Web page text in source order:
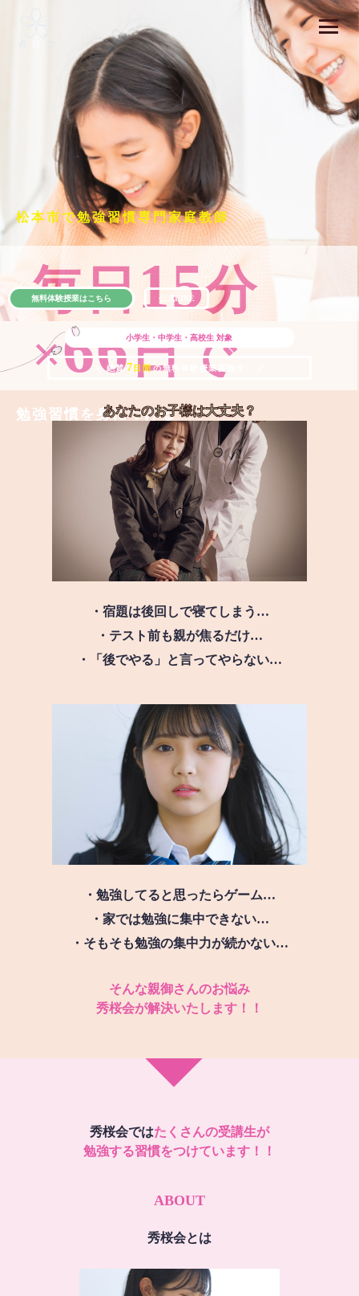
松本市で勉強習慣専門家庭教師
毎日15分
×66日で
勉強習慣を身につける
小学生・中学生・高校生 対象
＼ 絶賛 7 日間の無料体験授業実施中!! ／
無料体験授業はこちら 公式LINE
あなたのお子様は大丈夫？
・宿題は後回しで寝てしまう…
・テスト前も親が焦るだけ…
・「後でやる」と言ってやらない…
・勉強してると思ったらゲーム…
・家では勉強に集中できない…
・そもそも勉強の集中力が続かない…
そんな親御さんのお悩み
秀桜会が解決いたします！！
秀桜会ではたくさんの受講生が
勉強する習慣をつけています！！
ABOUT
秀桜会とは